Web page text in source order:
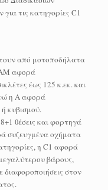
τις κατηγορίες C1
από μοτοποδήλατα
αφορά
έως 125 κ.εκ. και
η Α αφορά
κυβισμού.
θέσεις και φορτηγά
συζευγμένα οχήματα
η C1 αφορά
βάρους,
στον